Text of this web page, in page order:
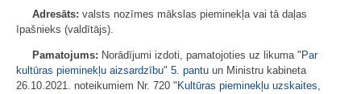
Adresāts: valsts nozīmes mākslas pieminekļa vai tā daļas
īpašnieks (valdītājs).
Pamatojums: Norādījumi izdoti, pamatojoties uz likuma " Par
kultūras pieminekļu aizsardzību" 5. pantu un Ministru kabineta
26.10.2021. noteikumiem Nr. 720 " Kultūras pieminekļu uzskaites,